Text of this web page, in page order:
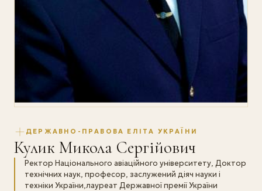
ДЕРЖАВНО-ПРАВОВА ЕЛІТА УКРАЇНИ
Кулик Микола Сергійович
Ректор Національного авіаційного університету, Доктор
технічних наук, професор, заслужений діяч науки і
техніки України,лауреат Державної премії України